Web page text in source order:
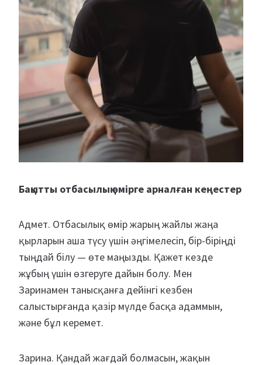
Бақытты отбасылық өмірге арналған кеңестер
Адмет. Отбасылық өмір жарың жайлы жаңа
қырларын аша түсу үшін әңгімелесіп, бір-біріңді
тыңдай білу — өте маңызды. Қажет кезде
жұбың үшін өзгеруге дайын болу. Мен
Заринамен танысқанға дейінгі кезбен
салыстырғанда қазір мүлде басқа адаммын,
және бұл керемет.
Зарина. Қандай жағдай болмасын, жақын